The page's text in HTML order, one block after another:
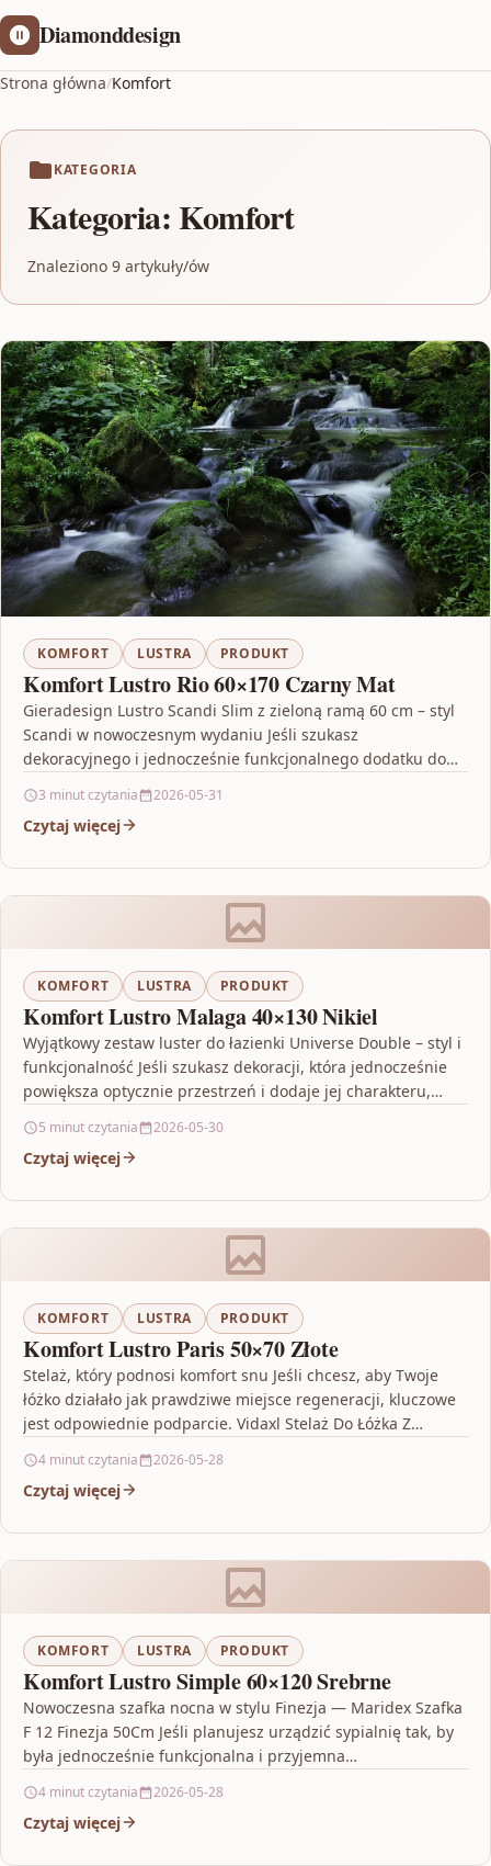
Diamonddesign
Strona główna/Komfort
KATEGORIA
Kategoria: Komfort
Znaleziono 9 artykuły/ów
KOMFORT LUSTRA PRODUKT
Komfort Lustro Rio 60×170 Czarny Mat
Gieradesign Lustro Scandi Slim z zieloną ramą 60 cm – styl
Scandi w nowoczesnym wydaniu Jeśli szukasz
dekoracyjnego i jednocześnie funkcjonalnego dodatku do
3 minut czytania 2026-05-31
Czytaj więcej
KOMFORT LUSTRA PRODUKT
Komfort Lustro Malaga 40×130 Nikiel
Wyjątkowy zestaw luster do łazienki Universe Double – styl i
funkcjonalność Jeśli szukasz dekoracji, która jednocześnie
powiększa optycznie przestrzeń i dodaje jej charakteru,
5 minut czytania 2026-05-30
Czytaj więcej
KOMFORT LUSTRA PRODUKT
Komfort Lustro Paris 50×70 Złote
Stelaż, który podnosi komfort snu Jeśli chcesz, aby Twoje
łóżko działało jak prawdziwe miejsce regeneracji, kluczowe
jest odpowiednie podparcie. Vidaxl Stelaż Do Łóżka Z…
4 minut czytania 2026-05-28
Czytaj więcej
KOMFORT LUSTRA PRODUKT
Komfort Lustro Simple 60×120 Srebrne
Nowoczesna szafka nocna w stylu Finezja — Maridex Szafka
F 12 Finezja 50Cm Jeśli planujesz urządzić sypialnię tak, by
była jednocześnie funkcjonalna i przyjemna…
4 minut czytania 2026-05-28
Czytaj więcej